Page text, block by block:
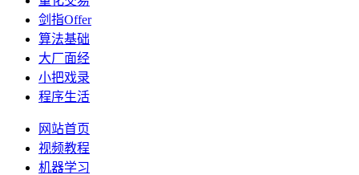
剑指Offer
算法基础
大厂面经
小把戏录
程序生活
网站首页
视频教程
机器学习